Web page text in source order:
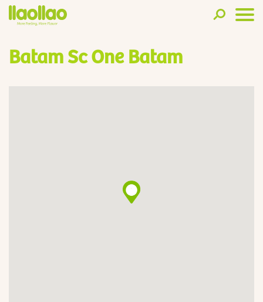
Batam Sc One Batam